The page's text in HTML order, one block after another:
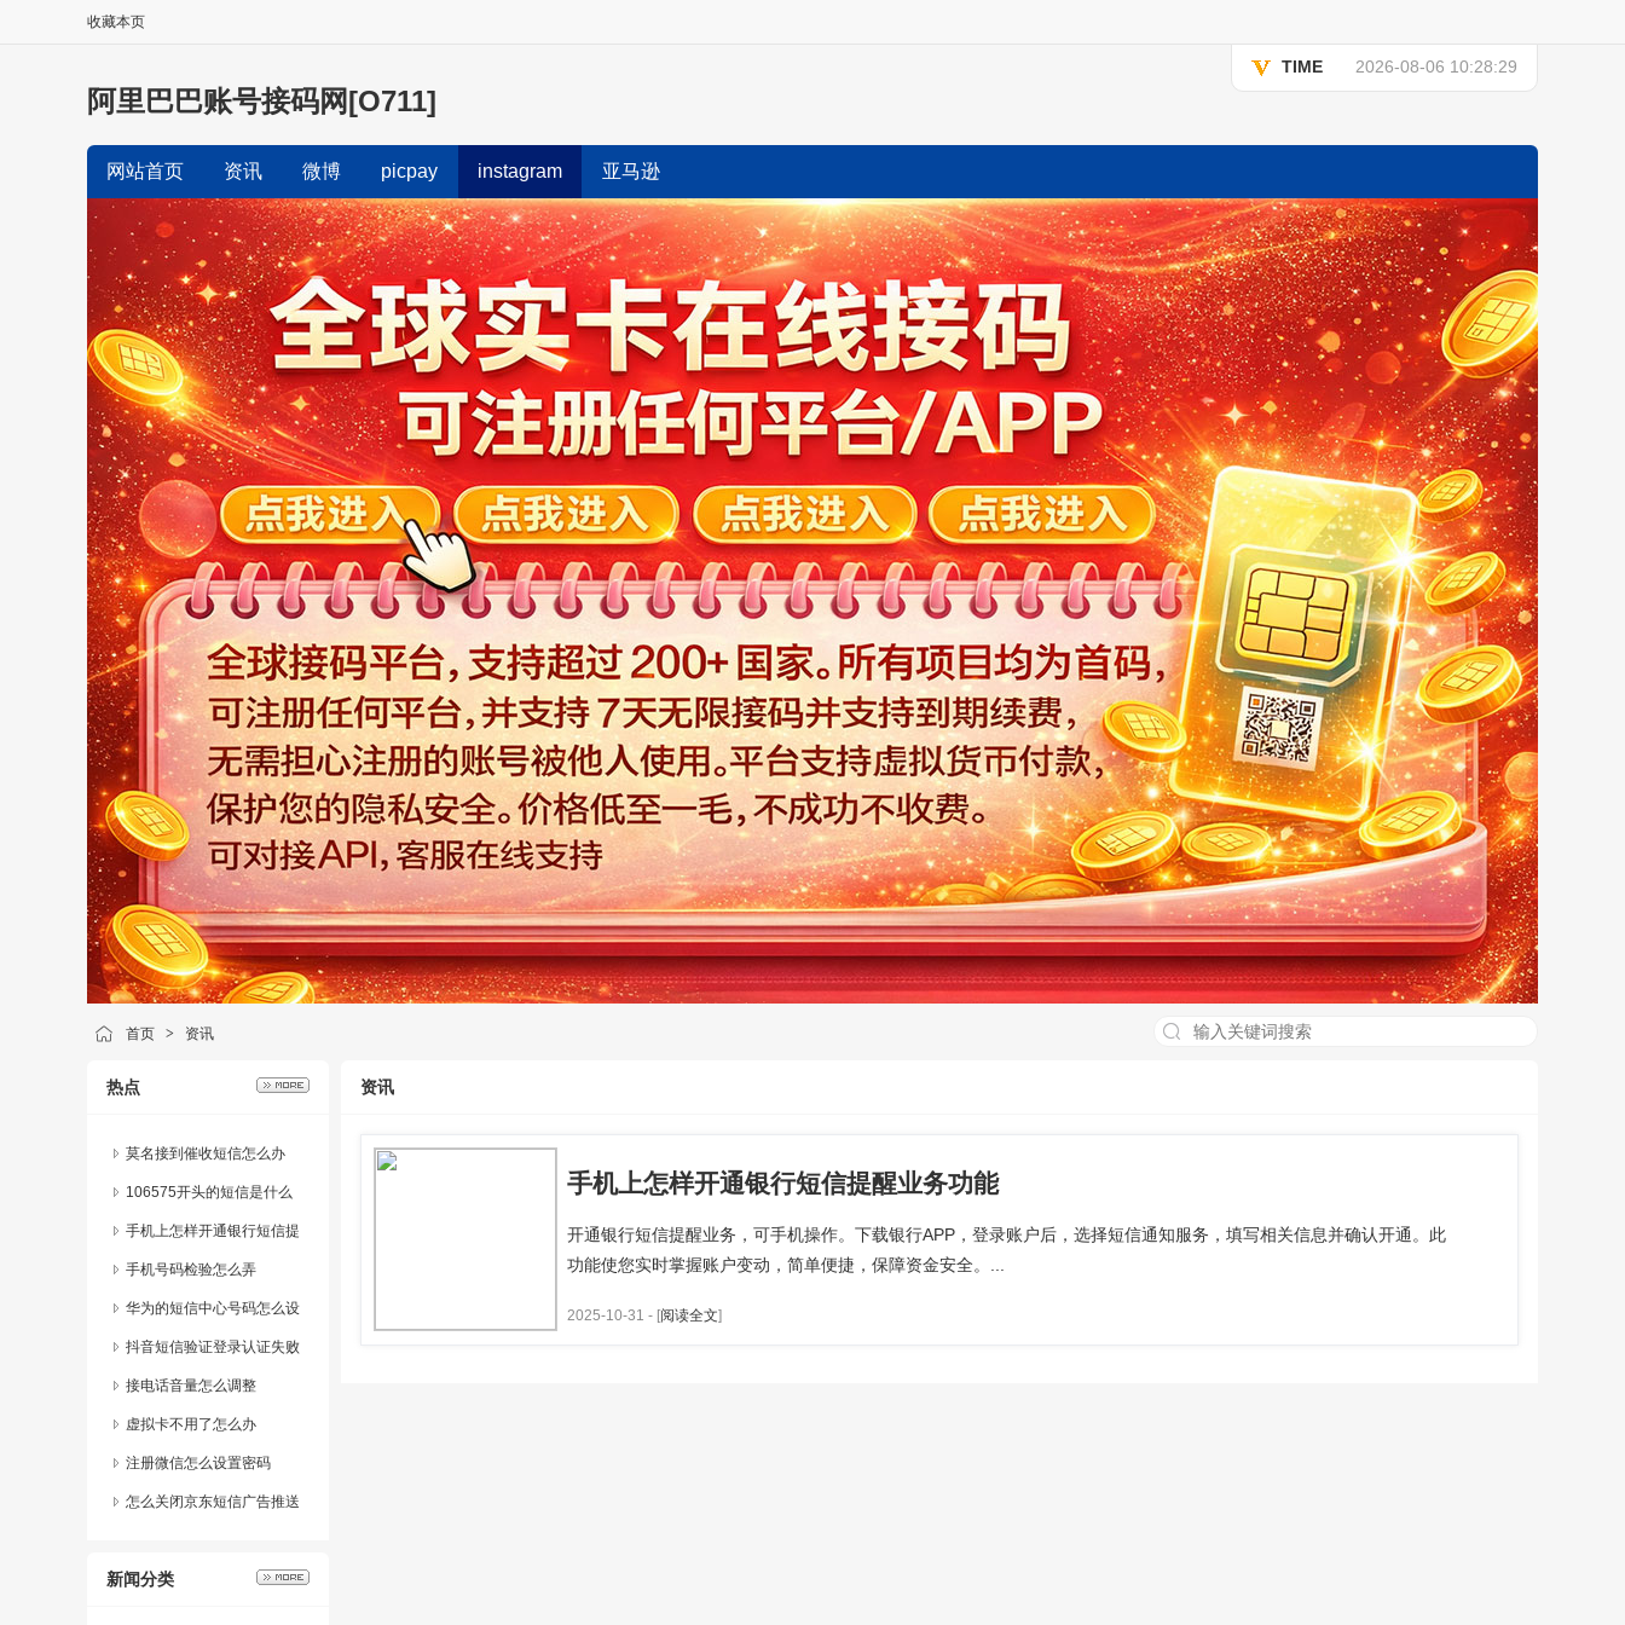
收藏本页
TIME 2026-08-06 10:28:29
阿里巴巴账号接码网[O711]
网站首页 资讯 微博 picpay instagram 亚马逊
首页 > 资讯
热点
莫名接到催收短信怎么办
106575开头的短信是什么
手机上怎样开通银行短信提
醒业务功能
手机号码检验怎么弄
华为的短信中心号码怎么设
置的呢图片
抖音短信验证登录认证失败
什么意思
接电话音量怎么调整
虚拟卡不用了怎么办
注册微信怎么设置密码
怎么关闭京东短信广告推送
新闻分类
资讯
手机上怎样开通银行短信提醒业务功能
开通银行短信提醒业务，可手机操作。下载银行APP，登录账户后，选择短信通知服务，填写相关信息并确认开通。此
功能使您实时掌握账户变动，简单便捷，保障资金安全。...
2025-10-31 - [阅读全文]